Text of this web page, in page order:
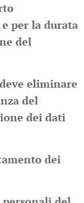
per la durata
del
eliminare
del
dei dati
dei